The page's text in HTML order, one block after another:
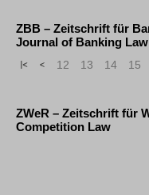
ZBB – Zeitschrift für
Journal of Banking
« < 12 13 14 15
ZWeR – Zeitschrift für
Competition Law